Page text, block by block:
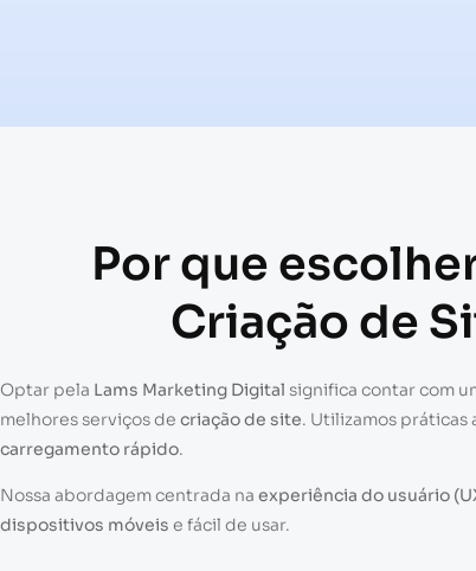
Por que
Criação de
Optar pela Lams Marketing Digital significa contar com
melhores serviços de criação de site. Utilizamos práticas
carregamento rápido.
Nossa abordagem centrada na experiência do usuário
dispositivos móveis e fácil de usar.